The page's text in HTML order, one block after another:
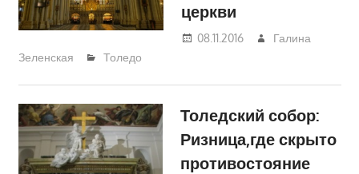
церкви
08.11.2016
Галина
Зеленская
Толедо
Толедский собор:
Ризница,где скрыто
противостояние